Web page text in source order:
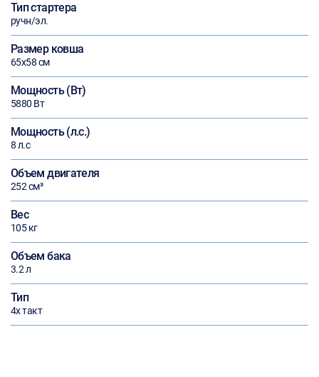
Тип стартера
ручн/эл.
Размер ковша
65х58 см
Мощность (Вт)
5880 Вт
Мощность (л.с.)
8 л.с
Объем двигателя
252 см³
Вес
105 кг
Объем бака
3.2 л
Тип
4х такт